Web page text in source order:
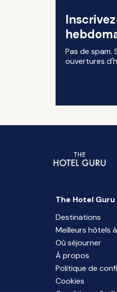
Pas de spam.
ouvertures
The Hotel Guru
Destinations
Meilleurs hôtels à
Où séjourner
À propos
Politique de
Cookies